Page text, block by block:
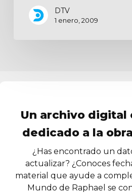
DTV
1 enero, 2009
Un archivo digital
dedicado a la
¿Has encontrado un
actualizar? ¿Conoces
material que ayude a
Mundo de Raphael se